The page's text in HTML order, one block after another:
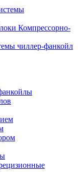
Компрессорно-
чиллер-фанкойл